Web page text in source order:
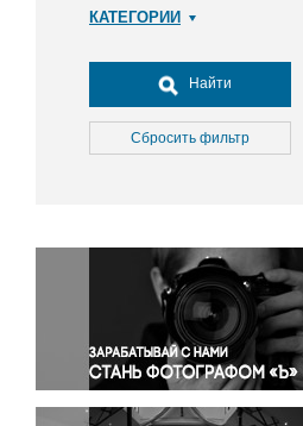
КАТЕГОРИИ
Досуг, туризм и отдых
Культура
Медицина
Окружающая среда
Политика
Правосудие
Происшествия и конфликты
Религия
Светская жизнь
Найти
Сбросить фильтр